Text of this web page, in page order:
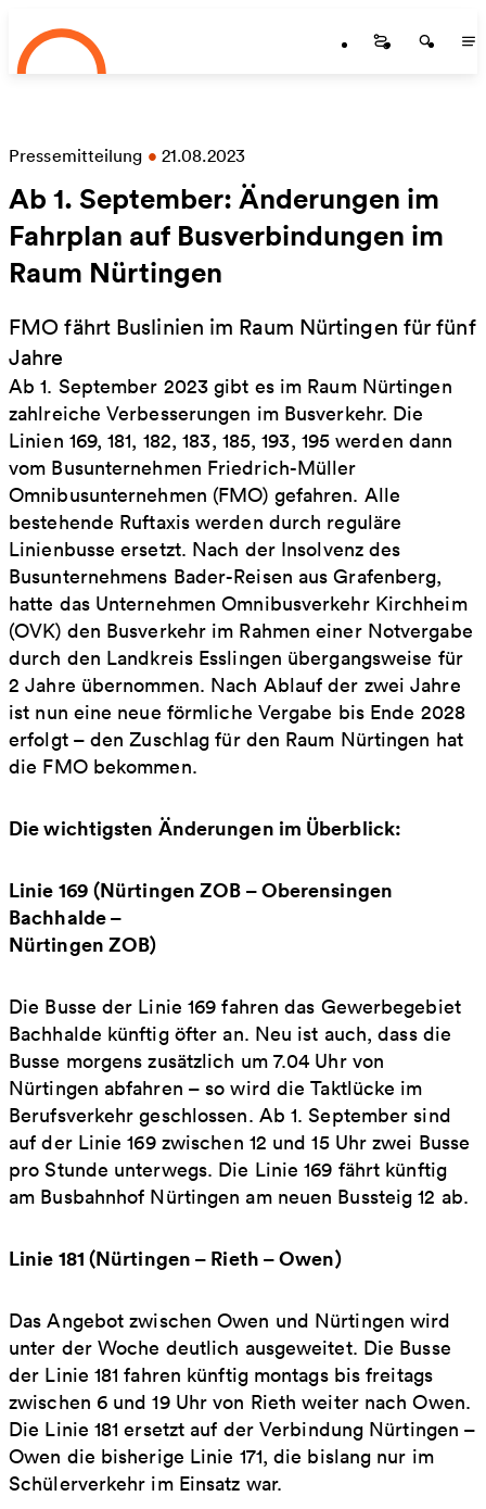
Zum Hauptinhalt springen
Startseite
Pressemitteilung • 21.08.2023
Ab 1. September: Änderungen im
Fahrplan auf Busverbindungen im
Raum Nürtingen
FMO fährt Buslinien im Raum Nürtingen für fünf
Jahre
Ab 1. September 2023 gibt es im Raum Nürtingen
zahlreiche Verbesserungen im Busverkehr. Die
Linien 169, 181, 182, 183, 185, 193, 195 werden dann
vom Busunternehmen Friedrich-Müller
Omnibusunternehmen (FMO) gefahren. Alle
bestehende Ruftaxis werden durch reguläre
Linienbusse ersetzt. Nach der Insolvenz des
Busunternehmens Bader-Reisen aus Grafenberg,
hatte das Unternehmen Omnibusverkehr Kirchheim
(OVK) den Busverkehr im Rahmen einer Notvergabe
durch den Landkreis Esslingen übergangsweise für
2 Jahre übernommen. Nach Ablauf der zwei Jahre
ist nun eine neue förmliche Vergabe bis Ende 2028
erfolgt – den Zuschlag für den Raum Nürtingen hat
die FMO bekommen.
Die wichtigsten Änderungen im Überblick:
Linie 169 (Nürtingen ZOB – Oberensingen
Bachhalde –
Nürtingen ZOB)
Die Busse der Linie 169 fahren das Gewerbegebiet
Bachhalde künftig öfter an. Neu ist auch, dass die
Busse morgens zusätzlich um 7.04 Uhr von
Nürtingen abfahren – so wird die Taktlücke im
Berufsverkehr geschlossen. Ab 1. September sind
auf der Linie 169 zwischen 12 und 15 Uhr zwei Busse
pro Stunde unterwegs. Die Linie 169 fährt künftig
am Busbahnhof Nürtingen am neuen Bussteig 12 ab.
Linie 181 (Nürtingen – Rieth – Owen)
Das Angebot zwischen Owen und Nürtingen wird
unter der Woche deutlich ausgeweitet. Die Busse
der Linie 181 fahren künftig montags bis freitags
zwischen 6 und 19 Uhr von Rieth weiter nach Owen.
Die Linie 181 ersetzt auf der Verbindung Nürtingen –
Owen die bisherige Linie 171, die bislang nur im
Schülerverkehr im Einsatz war.